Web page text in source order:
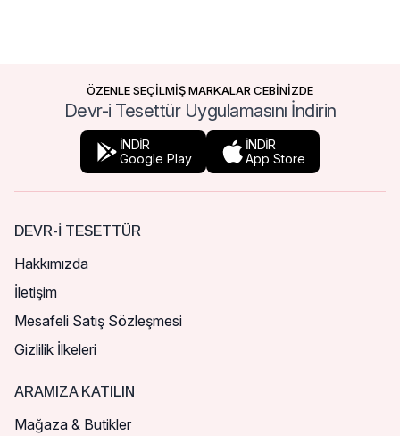
ÖZENLE SEÇİLMİŞ MARKALAR CEBİNİZDE
Devr-i Tesettür Uygulamasını İndirin
İNDİR
Google Play
İNDİR
App Store
DEVR-I TESETTÜR
Hakkımızda
İletişim
Mesafeli Satış Sözleşmesi
Gizlilik İlkeleri
ARAMIZA KATILIN
Mağaza & Butikler